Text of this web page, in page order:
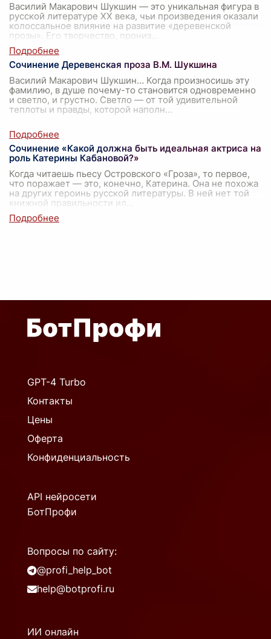
Василий Макарович Шукшин — это уникальная фигура в
русской литературе XX века, чьи произведения оказали
колоссальное влияние на развитие «деревенской
прозы». Его творчество, прониз
Сочинение Деревенская проза В.М. Шукшина
Василий Макарович Шукшин… Когда произносишь эту
фамилию, в душе почему-то становится одновременно
и светло, и грустно. Светло — от той удивительной
теплоты и правды, которой наполн...
Сочинение «Какой должна быть идеальная актриса на
роль Катерины Кабановой?»
Когда читаешь пьесу Островского «Гроза», то первое,
что поражает — это, конечно, Катерина. Она не похожа
на других героинь русской литературы. В ней нет той
книжной правильности ил
GPT-4 Turbo
Контакты
Цены
Оферта
Конфиденциальность
API нейросети
БотПрофи
Вопросы по сайту:
@profi_help_bot
help@botprofi.ru
ИИ онлайн